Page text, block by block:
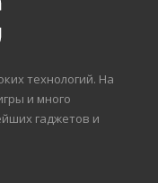
технологий. На
и много
гаджетов и